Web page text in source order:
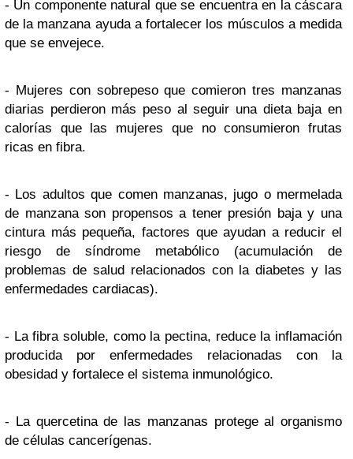
- Un componente natural que se encuentra en la cáscara
de la manzana ayuda a fortalecer los músculos a medida
que se envejece.
- Mujeres con sobrepeso que comieron tres manzanas
diarias perdieron más peso al seguir una dieta baja en
calorías que las mujeres que no consumieron frutas
ricas en fibra.
- Los adultos que comen manzanas, jugo o mermelada
de manzana son propensos a tener presión baja y una
cintura más pequeña, factores que ayudan a reducir el
riesgo de síndrome metabólico (acumulación de
problemas de salud relacionados con la diabetes y las
enfermedades cardiacas).
- La fibra soluble, como la pectina, reduce la inflamación
producida por enfermedades relacionadas con la
obesidad y fortalece el sistema inmunológico.
- La quercetina de las manzanas protege al organismo
de células cancerígenas.